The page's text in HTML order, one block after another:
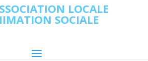
LOCALE
SOCIALE